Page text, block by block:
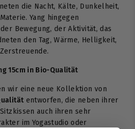
die Nacht, Kälte, Dunkelheit,
Yang hingegen
Bewegung, der Aktivität, das
den Tag, Wärme, Helligkeit,
15cm in Bio-Qualität
wir eine neue Kollektion von
entworfen, die neben ihrer
auch ihren sehr
im Yogastudio oder